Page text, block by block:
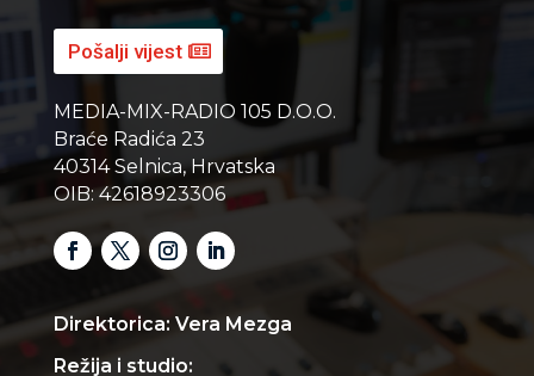
Pošalji vijest
MEDIA-MIX-RADIO 105 D.O.O.
Braće Radića 23
40314 Selnica, Hrvatska
OIB: 42618923306
Direktorica: Vera Mezga
Režija i studio: